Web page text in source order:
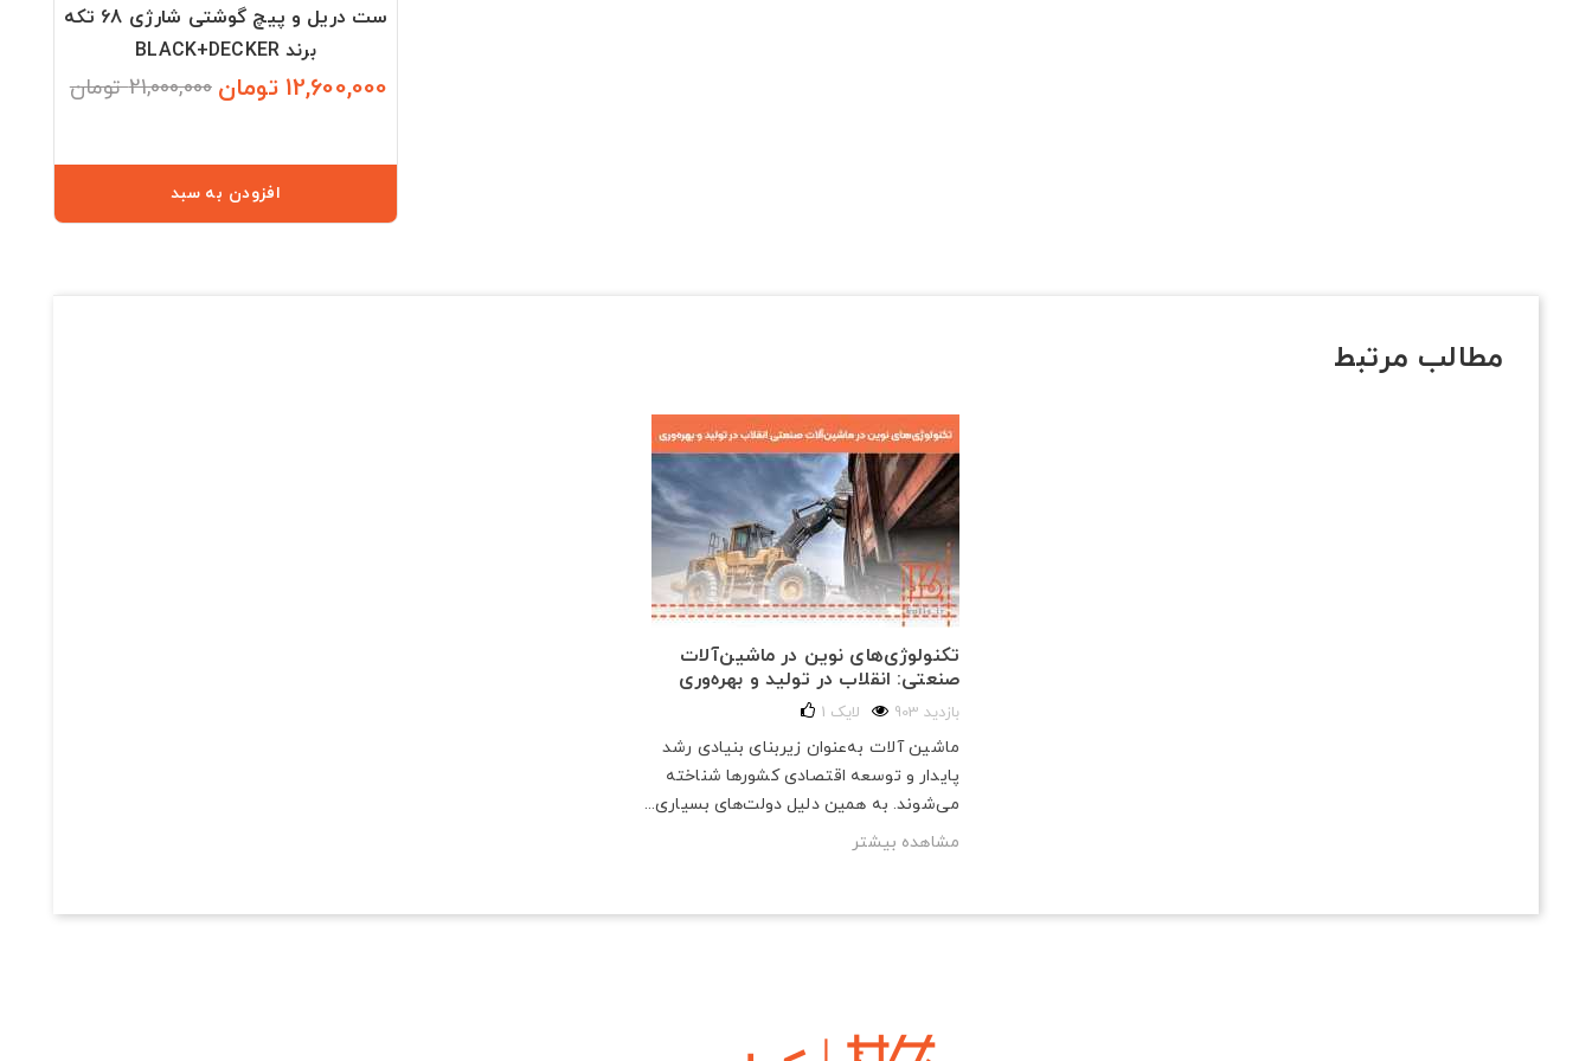
ست دریل و پیچ گوشتی شارژی 68 تکه
برند BLACK+DECKER
12,600,000 تومان 21,000,000 تومان
افزودن به سبد
مطالب مرتبط
تکنولوژی‌های نوین در ماشین‌آلات
صنعتی: انقلاب در تولید و بهره‌وری
903 بازدید 1 لایک
ماشین آلات به‌عنوان زیربنای بنیادی رشد
پایدار و توسعه اقتصادی کشورها شناخته
می‌شوند. به همین دلیل دولت‌های بسیاری...
مشاهده بیشتر